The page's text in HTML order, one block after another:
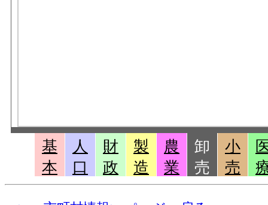
基
本
人
口
財
政
製
造
農
業
卸
売
小
売